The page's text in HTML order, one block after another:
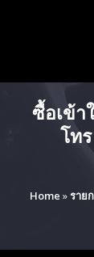
ซื้อเข้า
โท
Home »ราย